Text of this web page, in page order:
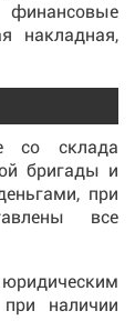
накладная,
со склада
бригады и
при
все
наличии